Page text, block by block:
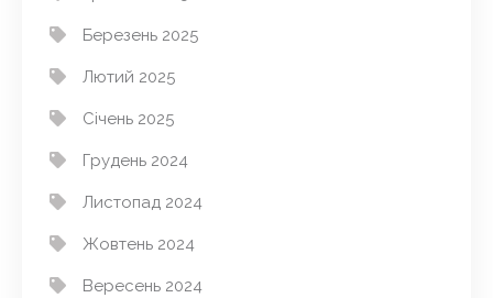
Березень 2025
Лютий 2025
Січень 2025
Грудень 2024
Листопад 2024
Жовтень 2024
Вересень 2024